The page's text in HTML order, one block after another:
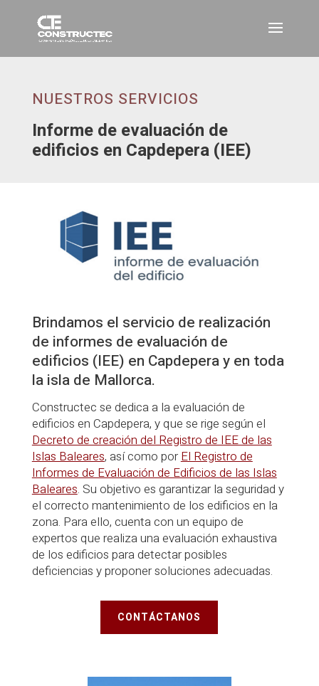
NUESTROS SERVICIOS
Informe de evaluación de
edificios en Capdepera (IEE)
Brindamos el servicio de realización
de informes de evaluación de
edificios (IEE) en Capdepera y en toda
la isla de Mallorca.
Constructec se dedica a la evaluación de
edificios en Capdepera, y que se rige según el
Decreto de creación del Registro de IEE de las
Islas Baleares, así como porEl Registro de
Informes de Evaluación de Edificios de las Islas
Baleares. Su objetivo es garantizar la seguridad y
el correcto mantenimiento de los edificios en la
zona. Para ello, cuenta con un equipo de
expertos que realiza una evaluación exhaustiva
de los edificios para detectar posibles
deficiencias y proponer soluciones adecuadas.
CONTÁCTANOS